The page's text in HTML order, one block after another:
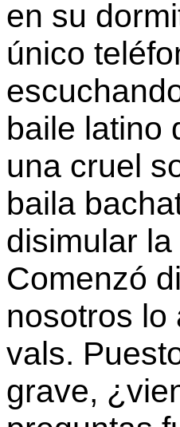
en su
único
baile latino
una cruel
baila
disimular
Comenzó
nosotros lo
vals.
grave,